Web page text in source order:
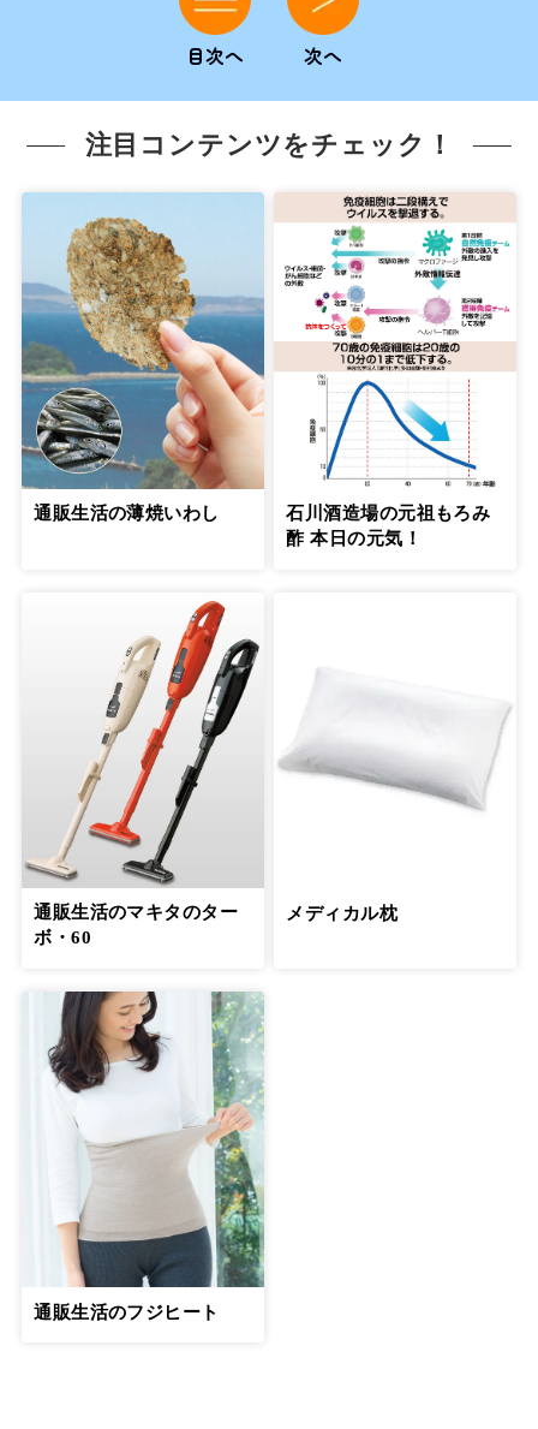
目次へ 次へ
注目コンテンツをチェック！
通販生活の薄焼いわし
石川酒造場の元祖もろみ
酢 本日の元気！
通販生活のマキタのター
ボ・60
メディカル枕
通販生活のフジヒート